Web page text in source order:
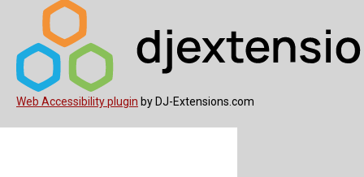
Web Accessibility plugin by DJ-Extensions.com